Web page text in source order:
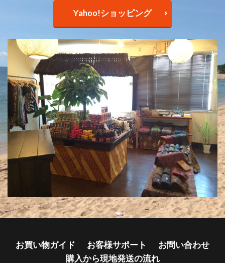
Yahoo!ショッピング
お買い物ガイド お客様サポート
お問い合わせ
購入から現地発送の流れ